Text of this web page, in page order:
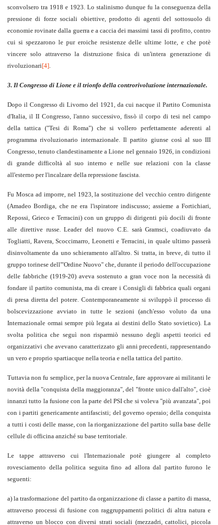
sconvolsero tra 1918 e 1923. Lo stalinismo dunque fu la conseguenza della
pressione di forze sociali obiettive, prodotto di agenti del sottosuolo di
economie rovinate dalla guerra e a caccia dei massimi tassi di profitto, contro
cui si spezzarono le pur eroiche resistenze delle ultime lotte, e che potè
vincere solo attraverso la distruzione fisica di un'intera generazione di
rivoluzionari[4].
3. Il Congresso di Lione e il trionfo della controrivoluzione internazionale.
Dopo il Congresso di Livorno del 1921, da cui nacque il Partito Comunista
d'Italia, il II Congresso, l'anno successivo, fissò il corpo di tesi nel campo
della tattica ("Tesi di Roma") che si vollero perfettamente aderenti al
programma rivoluzionario internazionale. Il partito giunse così al suo III
Congresso, tenuto clandestinamente a Lione nel gennaio 1926, in condizioni
di grande difficoltà al suo interno e nelle sue relazioni con la classe
all'esterno per l'incalzare della repressione fascista.
Fu Mosca ad imporre, nel 1923, la sostituzione del vecchio centro dirigente
(Amadeo Bordiga, che ne era l'ispiratore indiscusso; assieme a Fortichiari,
Repossi, Grieco e Terracini) con un gruppo di dirigenti più docili di fronte
alle direttive russe. Leader del nuovo C.E. sarà Gramsci, coadiuvato da
Togliatti, Ravera, Scoccimarro, Leonetti e Terracini, in quale ultimo passerà
disinvoltamente da uno schieramento all'altro. Si tratta, in breve, di tutto il
gruppo torinese dell'"Ordine Nuovo" che, durante il periodo dell'occupazione
delle fabbriche (1919-20) aveva sostenuto a gran voce non la necessità di
fondare il partito comunista, ma di creare i Consigli di fabbrica quali organi
di presa diretta del potere. Contemporaneamente si sviluppò il processo di
bolscevizzazione avviato in tutte le sezioni (anch'esso voluto da una
Internazionale ormai sempre più legata ai destini dello Stato sovietico). La
svolta politica che seguì non risparmiò nessuno degli aspetti teorici ed
organizzativi che avevano caratterizzato gli anni precedenti, rappresentando
un vero e proprio spartiacque nella teoria e nella tattica del partito.
Tuttavia non fu semplice, per la nuova Centrale, fare approvare ai militanti le
novità della "conquista della maggioranza", del "fronte unico dall'alto", cioè
innanzi tutto la fusione con la parte del PSI che si voleva "più avanzata", poi
con i partiti genericamente antifascisti; del governo operaio; della conquista
a tutti i costi delle masse, con la riorganizzazione del partito sulla base delle
cellule di officina anziché su base territoriale.
Le tappe attraverso cui l'Internazionale potè giungere al completo
rovesciamento della politica seguita fino ad allora dal partito furono le
seguenti:
a) la trasformazione del partito da organizzazione di classe a partito di massa,
attraverso processi di fusione con raggruppamenti politici di altra natura e
attraverso un blocco con diversi strati sociali (mezzadri, cattolici, piccola